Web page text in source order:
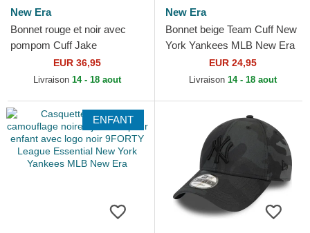
New Era
Bonnet rouge et noir avec
pompom Cuff Jake
Manchester United Football
Club Premier League New
EUR 36,95
Livraison 14 - 18 aout
New Era
Bonnet beige Team Cuff New
York Yankees MLB New Era
EUR 24,95
Livraison 14 - 18 aout
ENFANT